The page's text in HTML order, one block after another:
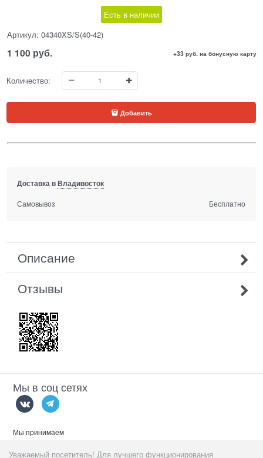
Есть в наличии
Артикул: 04340XS/S(40-42)
1 100 руб. +33 руб. на бонусную карту
Количество:
Добавить
Доставка вВладивосток
Самовывоз Бесплатно
Описание
Отзывы
Мы в соц сетях
Мы принимаем
Уважаемый посетитель! Для лучшего функционирования